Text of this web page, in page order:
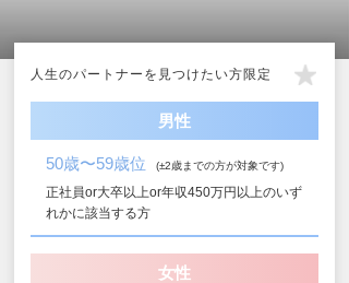
人生のパートナーを見つけたい方限定
男性
50歳〜59歳位 (±2歳までの方が対象です)
正社員or大卒以上or年収450万円以上のいず
れかに該当する方
女性